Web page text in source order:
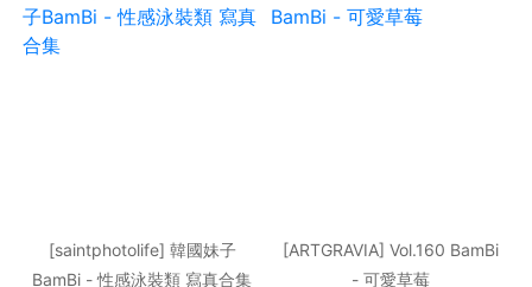
[saintphotolife] 韓國妹子
BamBi - 性感泳裝類 寫真合集
[ARTGRAVIA] Vol.160 BamBi
- 可愛草莓